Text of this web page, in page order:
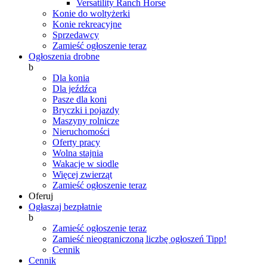
Versatility Ranch Horse
Konie do woltyżerki
Konie rekreacyjne
Sprzedawcy
Zamieść ogłoszenie teraz
Ogłoszenia drobne
b
Dla konia
Dla jeźdźca
Pasze dla koni
Bryczki i pojazdy
Maszyny rolnicze
Nieruchomości
Oferty pracy
Wolna stajnia
Wakacje w siodle
Więcej zwierząt
Zamieść ogłoszenie teraz
Oferuj
Ogłaszaj bezpłatnie
b
Zamieść ogłoszenie teraz
Zamieść nieograniczoną liczbę ogłoszeń Tipp!
Cennik
Cennik